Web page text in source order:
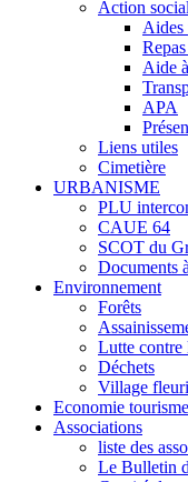
Action
Aides
Aide
APA
Liens utiles
Cimetière
URBANISME
PLU
CAUE 64
SCOT du
Documents
Environnement
Forêts
Lutte contre
Déchets
Village fleuri
Economie tourisme
Associations
liste des
Le Bulletin